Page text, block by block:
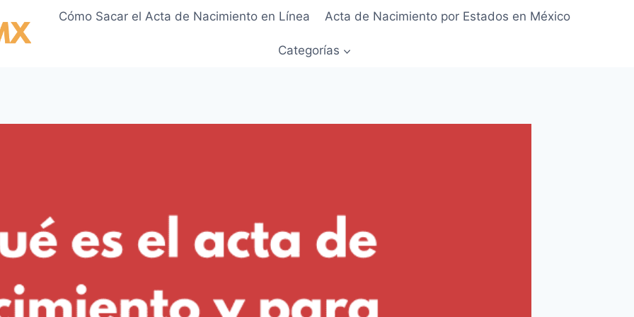
Cómo Sacar el Acta de Nacimiento en Línea Acta de Nacimiento por Estados en México
Categorías